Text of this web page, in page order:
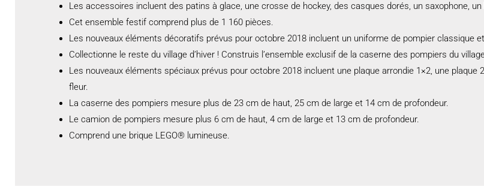
Les accessoires incluent des patins à glace, une crosse de hockey, des casques dorés, un saxophone,
Cet ensemble festif comprend plus de 1 160 pièces.
Les nouveaux éléments décoratifs prévus pour octobre 2018 incluent un uniforme de pompier classique
Collectionne le reste du village d’hiver ! Construis l’ensemble exclusif de la caserne des pompiers du
Les nouveaux éléments spéciaux prévus pour octobre 2018 incluent une plaque arrondie 1×2, une
fleur.
La caserne des pompiers mesure plus de 23 cm de haut, 25 cm de large et 14 cm de profondeur.
Le camion de pompiers mesure plus 6 cm de haut, 4 cm de large et 13 cm de profondeur.
Comprend une brique LEGO® lumineuse.